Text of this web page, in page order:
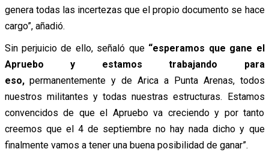
genera todas las incertezas que el propio documento se hace
cargo”, añadió.
Sin perjuicio de ello, señaló que “esperamos que gane el
Apruebo y estamos trabajando para
eso,permanentemente y de Arica a Punta Arenas, todos
nuestros militantes y todas nuestras estructuras. Estamos
convencidos de que el Apruebo va creciendo y por tanto
creemos que el 4 de septiembre no hay nada dicho y que
finalmente vamos a tener una buena posibilidad de ganar”.